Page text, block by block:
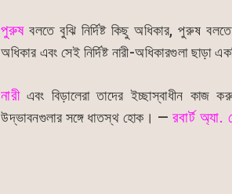
পুরুষবলতে বুঝি নির্দিষ্ট কিছু অধিকার, পুরুষ
অধিকার এবং সেই নির্দিষ্ট নারী-অধিকারগুলা ছাড়া
নারীএবং বিড়ালেরা তাদের ইচ্ছাস্বাধীন কাজ
উদ্ভাবনগুলার সঙ্গে ধাতস্থ হোক। — রবার্ট